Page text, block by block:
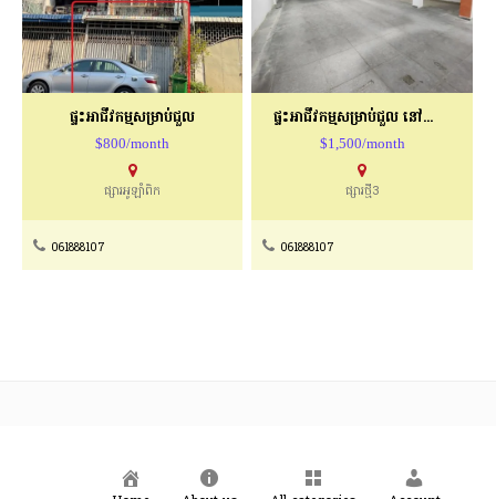
ផ្ទះអាជីវកម្មសម្រាប់ជួល
$800/month
ផ្សារអូឡាំពិក
061888107
ផ្ទះអាជីវកម្មសម្រាប់ជួល នៅផ្សារថ្មី3
$1,500/month
ផ្សារថ្មី3
061888107